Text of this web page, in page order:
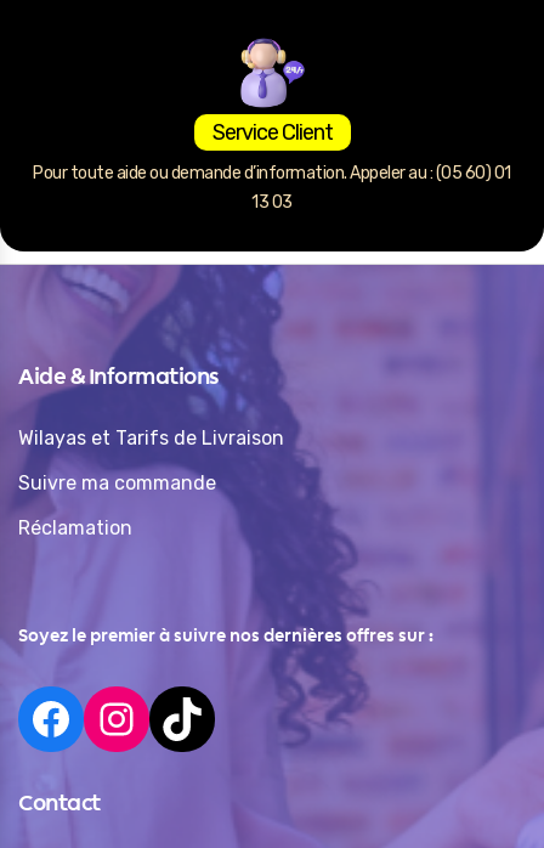
Service Client
Pour toute aide ou demande d’information. Appeler au : (05 60) 01
13 03
Aide & Informations
Wilayas et Tarifs de Livraison
Suivre ma commande
Réclamation
Soyez le premier à suivre nos dernières offres sur :
Contact